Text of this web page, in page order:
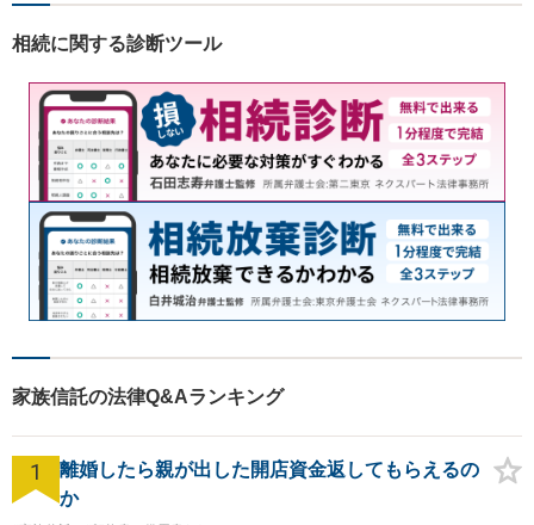
相談ください。
相続に関する診断ツール
家族信託の法律Q&Aランキング
1
離婚したら親が出した開店資金返してもらえるの
か